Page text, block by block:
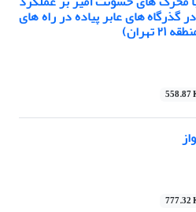
گذرگاه های عابر پیاده در راه های
558.87
777.32